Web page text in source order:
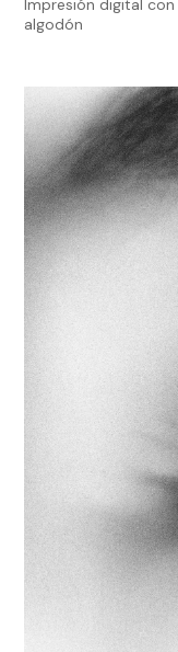
Impresión digital
algodón